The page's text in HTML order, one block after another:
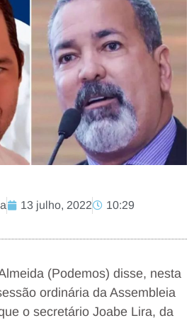
13 julho, 2022 10:29
(Podemos) disse, nesta
ordinária da Assembleia
o secretário Joabe Lira, da